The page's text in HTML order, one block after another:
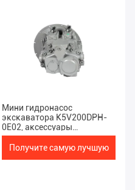
Мини гидронасос
экскаватора K5V200DPH-
0E02, аксессуары
экскаватора ZX470-3
Хитачи
Получите самую лучшую